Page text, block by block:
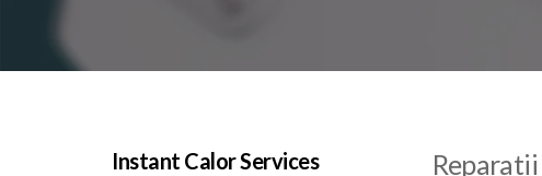
Instant Calor Services